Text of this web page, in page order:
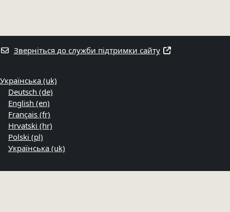
Зверніться до служби підтримки сайту
Українська ‎(uk)‎
Deutsch ‎(de)‎
English ‎(en)‎
Français ‎(fr)‎
Hrvatski ‎(hr)‎
Polski ‎(pl)‎
Українська ‎(uk)‎